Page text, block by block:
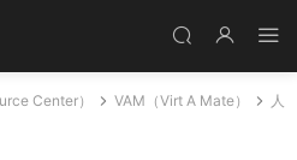
Center） VAM（Virt A Mate）
人